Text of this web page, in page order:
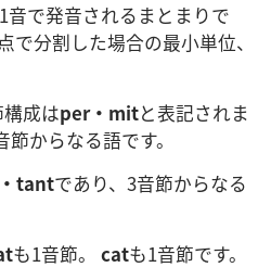
で発音されるまとまりで
で分割した場合の最小単位、
成はper・mitと表記されま
節からなる語です。
tantであり、3音節からなる
も1音節。 catも1音節です。